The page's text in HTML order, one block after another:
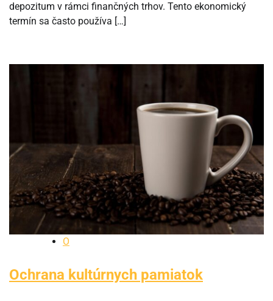
depozitum v rámci finančných trhov. Tento ekonomický
termín sa často používa […]
O
Ochrana kultúrnych pamiatok